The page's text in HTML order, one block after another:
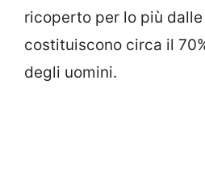
ricoperto per lo più
costituiscono circa il
degli uomini.